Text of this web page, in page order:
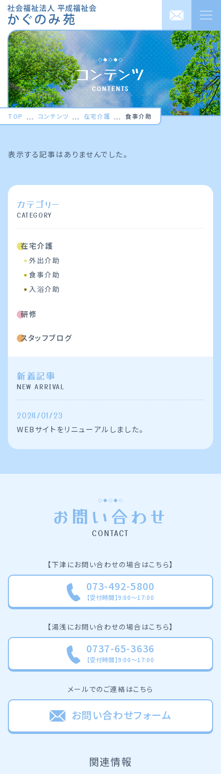
TOP
ピックアップ
平成福祉会について
サービス紹介
ご利用の流れ
コンテンツ
CONTENTS
TOP コンテンツ 在宅介護 食事介助
表示する記事はありませんでした。
カテゴリー
CATEGORY
在宅介護
外出介助
食事介助
入浴介助
研修
スタッフブログ
新着記事
NEW ARRIVAL
2024/01/23
WEBサイトをリニューアルしました。
お問い合わせ
CONTACT
【下津にお問い合わせの場合はこちら】
073-492-5800
【受付時間】9:00～17:00
【湯浅にお問い合わせの場合はこちら】
0737-65-3636
【受付時間】9:00～17:00
メールでのご連絡はこちら
お問い合わせフォーム
関連情報